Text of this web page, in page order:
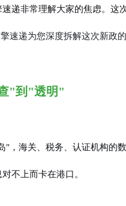
速递非常理解大家的焦虑。这
速递为您深度拆解这次新政
"到"透明"
"，海关、税务、认证机构的
不上而卡在港口。